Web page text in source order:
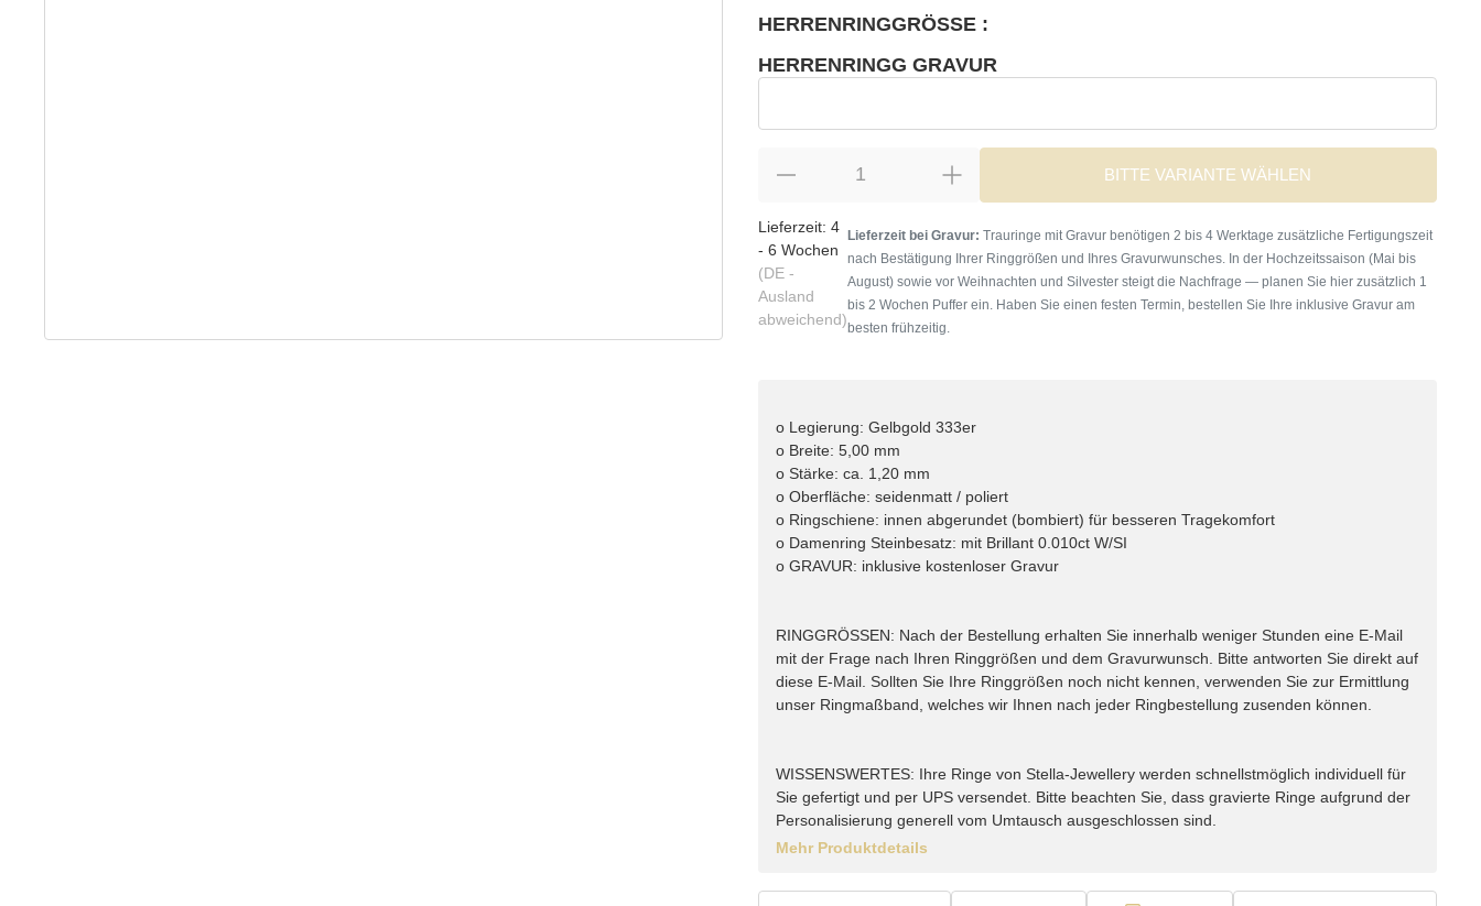
HERRENRINGGRÖSSE :
HERRENRINGG GRAVUR
BITTE VARIANTE WÄHLEN
Lieferzeit: 4
- 6 Wochen
(DE -
Ausland
abweichend)
Lieferzeit bei Gravur: Trauringe mit Gravur benötigen 2 bis 4 Werktage zusätzliche Fertigungszeit
nach Bestätigung Ihrer Ringgrößen und Ihres Gravurwunsches. In der Hochzeitssaison (Mai bis
August) sowie vor Weihnachten und Silvester steigt die Nachfrage — planen Sie hier zusätzlich 1
bis 2 Wochen Puffer ein. Haben Sie einen festen Termin, bestellen Sie Ihre inklusive Gravur am
besten frühzeitig.
o Legierung: Gelbgold 333er
o Breite: 5,00 mm
o Stärke: ca. 1,20 mm
o Oberfläche: seidenmatt / poliert
o Ringschiene: innen abgerundet (bombiert) für besseren Tragekomfort
o Damenring Steinbesatz: mit Brillant 0.010ct W/SI
o GRAVUR: inklusive kostenloser Gravur
RINGGRÖSSEN: Nach der Bestellung erhalten Sie innerhalb weniger Stunden eine E-Mail
mit der Frage nach Ihren Ringgrößen und dem Gravurwunsch. Bitte antworten Sie direkt auf
diese E-Mail. Sollten Sie Ihre Ringgrößen noch nicht kennen, verwenden Sie zur Ermittlung
unser Ringmaßband, welches wir Ihnen nach jeder Ringbestellung zusenden können.
WISSENSWERTES: Ihre Ringe von Stella-Jewellery werden schnellstmöglich individuell für
Sie gefertigt und per UPS versendet. Bitte beachten Sie, dass gravierte Ringe aufgrund der
Personalisierung generell vom Umtausch ausgeschlossen sind.
Mehr Produktdetails